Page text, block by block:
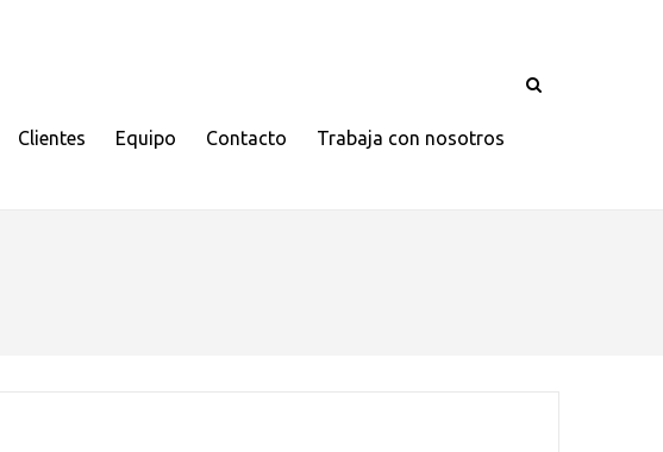
Clientes Equipo Contacto Trabaja con nosotros